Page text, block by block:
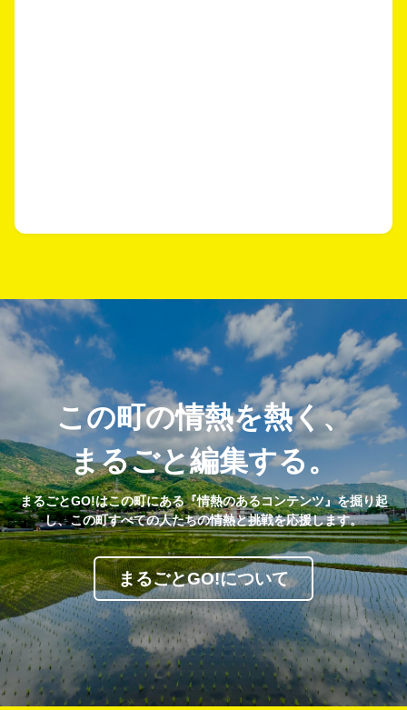
この町の情熱を熱く、
まるごと編集する。
まるごとGO!はこの町にある『情熱のあるコンテンツ』を掘り起
し、この町すべての人たちの情熱と挑戦を応援します。
まるごとGO!について